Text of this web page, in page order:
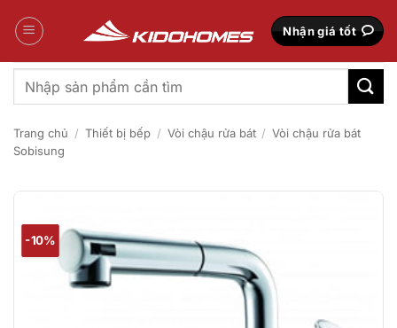
qua
Nhận giá tốt
Tìm
kiếm:
Trang chủ / Thiết bị bếp / Vòi chậu rửa bát / Vòi chậu rửa bát
Sobisung
-10%